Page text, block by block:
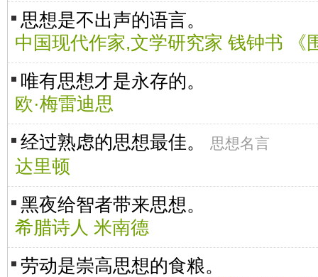
思想是不出声的语言。
中国现代作家,文学研究家 钱钟书 《
唯有思想才是永存的。
欧·梅雷迪思
经过熟虑的思想最佳。
思想名言
达里顿
黑夜给智者带来思想。
希腊诗人 米南德
劳动是崇高思想的食粮。